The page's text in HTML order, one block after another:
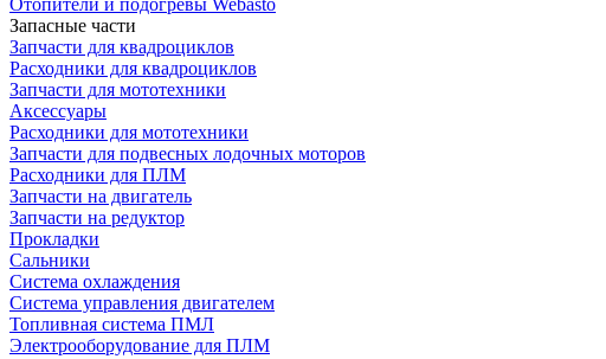
Отопители и подогревы Webasto
Запасные части
Запчасти для квадроциклов
Расходники для квадроциклов
Запчасти для мототехники
Аксессуары
Расходники для мототехники
Запчасти для подвесных лодочных моторов
Расходники для ПЛМ
Запчасти на двигатель
Запчасти на редуктор
Прокладки
Сальники
Система охлаждения
Система управления двигателем
Топливная система ПМЛ
Электрооборудование для ПЛМ